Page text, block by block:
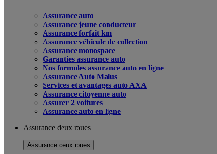
Assurance auto
Assurance jeune conducteur
Assurance forfait km
Assurance véhicule de collection
Assurance monospace
Garanties assurance auto
Nos formules assurance auto en ligne
Assurance Auto Malus
Services et avantages auto AXA
Assurance citoyenne auto
Assurer 2 voitures
Assurance auto en ligne
Assurance deux roues
Assurance deux roues